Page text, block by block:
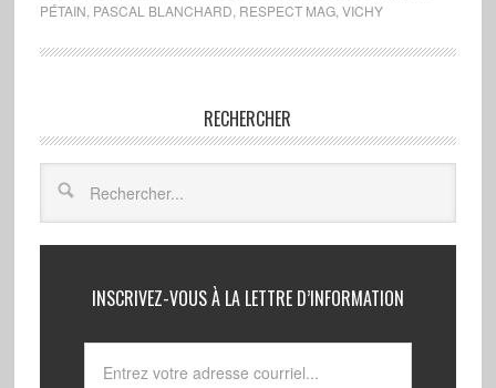
PÉTAIN PASCAL BLANCHARD RESPECT MAG, VICHY
RECHERCHER
INSCRIVEZ-VOUS À LA LETTRE D’INFORMATION